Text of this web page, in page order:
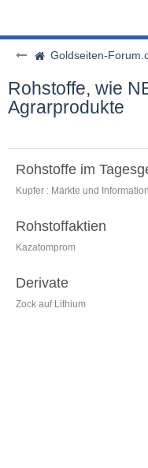
Goldseiten-Forum.com |
Rohstoffe, wie
Agrarprodukte
Rohstoffe im
Kupfer : Märkte und
Rohstoffaktien
Kazatomprom
Derivate
Zock auf Lithium